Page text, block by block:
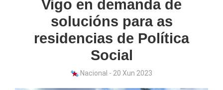
Vigo en demanda de
solucións para as
residencias de Política
Social
Nacional - 20 Xun 2023